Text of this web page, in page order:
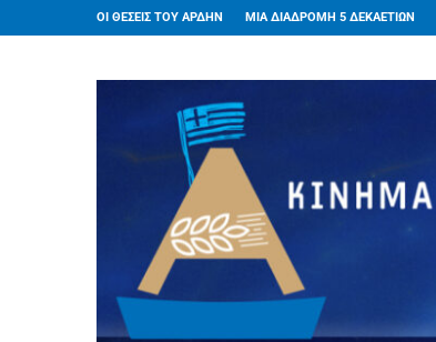
ΟΙ ΘΕΣΕΙΣ ΤΟΥ ΑΡΔΗΝ ΜΙΑ ΔΙΑΔΡΟΜΗ 5 ΔΕΚΑΕΤΙΩΝ